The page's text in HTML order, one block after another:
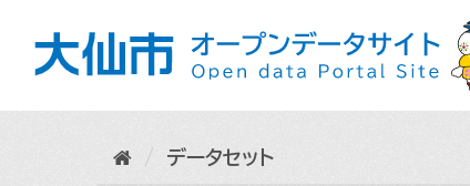
データセット